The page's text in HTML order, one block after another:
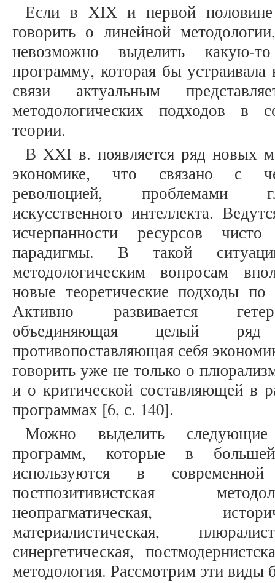
Если в XIX и первой
говорить о линейной
невозможно выделить какую-
программу, которая бы
связи актуальным
методологических подходов в
теории.
В XXI в. появляется ряд новых
экономике, что связано с
революцией, проблемами
искусственного интеллекта.
исчерпанности ресурсов
парадигмы. В такой
методологическим вопросам
новые теоретические подходы
Активно развивается
объединяющая целый
противопоставляющая себя
говорить уже не только о
и о критической составляющей в
программах [6, с. 140].
Можно выделить следующие
программ, которые в
используются в
постпозитивистская
неопрагматическая,
материалистическая,
синергетическая,
методология. Рассмотрим эти виды